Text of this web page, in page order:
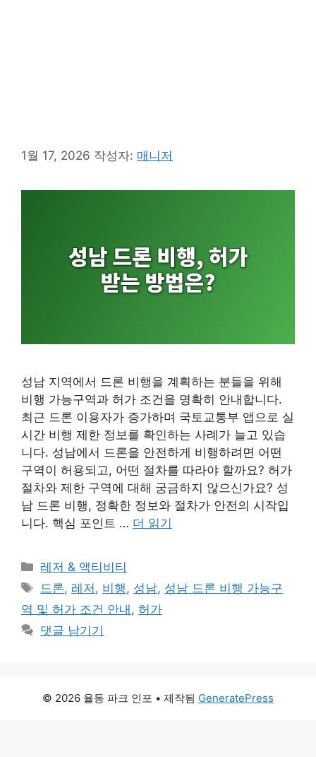
1월 17, 2026 작성자: 매니저
성남 지역에서 드론 비행을 계획하는 분들을 위해
비행 가능구역과 허가 조건을 명확히 안내합니다.
최근 드론 이용자가 증가하며 국토교통부 앱으로 실
시간 비행 제한 정보를 확인하는 사례가 늘고 있습
니다. 성남에서 드론을 안전하게 비행하려면 어떤
구역이 허용되고, 어떤 절차를 따라야 할까요? 허가
절차와 제한 구역에 대해 궁금하지 않으신가요? 성
남 드론 비행, 정확한 정보와 절차가 안전의 시작입
니다. 핵심 포인트 … 더 읽기
카
테
리
레저 & 액티비티
태
그
드론, 레저 , 비행, 성남, 성남 드론 비행 가능구
역 및 허가 조건 안내 , 허가
댓글 남기기
© 2026 율동 파크 인포 • 제작됨 GeneratePress